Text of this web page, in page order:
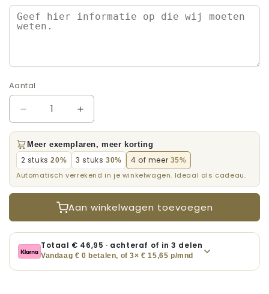
Meer exemplaren, meer korting
2 stuks20% 3 stuks 30% 4 of meer 35%
Automatisch verrekend in je winkelwagen. Ideaal als cadeau.
Aan winkelwagen toevoegen
Totaal € 46,95 · achteraf of in 3 delen
Vandaag € 0 betalen, of 3× €15,65 p/mnd
Aantal
Aantal
Aantal
verlagen
voor
Realistische
poster
van
familie
Herinneringen
tot
Aantal
verhogen
Realistische
poster
van
familie
Herinneringen
foto
tot